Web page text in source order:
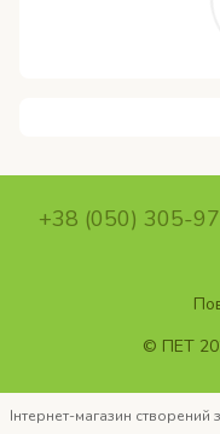
+38 (050) 305-
© ПET
Інтернет-магазин